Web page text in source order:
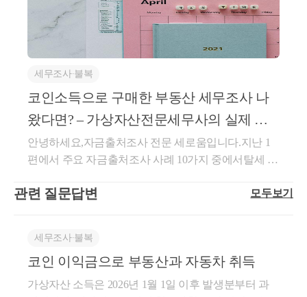
위에서 언급한 것처럼 코인의 매매수익을 한정하더라도
의 사례들의 취득가액 산정방식은 모두 달라야 합니다.
하지만 모든 사례에 적합한 양도차익을 산정하기 위한 시
성이 탈중앙화잖아요.
"거래횟수가 많은 분들은 수백만건이에요,
그리고 코인을 국내거래소에서 샀다가 해외
이런 케이스는 사실상 불가능하죠"
를 기준으로 의사결정하는 것이 좋을 수 있습니다.&lt;
3&gt; 다주택자 공제방식 및 공제율 변경(58페이지)다
주택자에게 적용되는 일반 장기보유특별공제도 보유
중심에서 거주 중심으로 변경됩니다.- 현행 : 보유기간
와 같이 변경*28년은 거주공제와 보유공제 중 큰 것을
적용현재는 거주하지 않았어도 보유기간 1년당 2%(최
대15년)을 공제하지만, 27년,28년 유예를 거쳐 29년부
터는 보유기간에 대한 공제가 폐지되고, 거주기간 1년
된거주주택 외의 주택에 실제로 거주하기가 현실적으
무상 실익이 매우 작습니다.개정안은 2년 이상 거주한
주택에 대해서 거주 기간에 대해서만 공제를 적용하기
주택이 있다면 28년 내 양도하는 것이 좋을 것 같습니
외해주기 때문에 다주택자가 아닌 것으로 보아 일반과
세 됩니다.사례를 들어서 설명해보겠습니다. 주택을
표현할 때는 이해하기 쉽도록①은 중과제외주택 또는
중과적용주택, ②는 주택 수 제외주택 또는 주택 수 포
상지역)B : 보유주택(주택 수 포함주택)C : 보유주택(주
택 수 포함주택)A를 양도할 때 B,C가 주택 수에서 제외
되지 않는 경우라면 3주택자이면서 A주택이 조정대상
지역에 소재하기 때문에 기본원칙에 따라 중과됩니다.
율이 적용되는 것입니다.[사례2]A : 양도주택(조정대상
것이 기본원칙이죠.하지만, A가 중과적용주택일때도
일반과세되는 경우가 있습니다. 바로B가 '주택 수 제외
에중과세 기본요건인 다주택자가 아니게 되는 것입니
모님에게 세금이 없었지만, 부담부증여는 양도세가 발
생합니다. 부모님이 갚아야하는 채무를 자녀가 부담했
기 때문에 채무만큼은 돈을 받고 증여한 것으로 보고
는 아파트 시세 : 10억원담보대출 : 4억원부모님은 일
시적 2주택자자녀는 무주택자10억원짜리 아파트를 증
여하면서 담보대출 4억을 함께 넘기는 부담부증여를
가 갚아야합니다.따라서 부모님은 자녀에게 3억원을
받고 증여한 것으로 보고 3억원에 대해서는 양도세, 나
머지 6억원에 대해서는 자녀에게 증여세를 부과합니
다.결과적으로 부담부증여는 증여와 양도를 섞은 개념
부모님은 일시적 2주택자이며, 자녀는 무주택자를 가
정하겠습니다.① 일반증여는 증여세가 1.8억원이었지
만, 부담부증여는 10억원 중 4억원을 양도로 전환하면
서 6억원에 대한 증여세 8천만원만 부과됩니다.② 일
한 회사 제품을 재판매하면 안되겠죠.이 세법은 25년
도부터 적용이 됩니다.3. 자녀세액공제 확대출산이나
자녀에 대한 지원들이 전체적으로 늘어나고 있습니다.
자녀 세액공제도 첫째가 25만원, 둘째는 30만원, 셋째
부터는 40만원으로 확대됩니다.25년부터 적용되는 항
목입니다.4. 외국인 운동가 원천징수 확대국내에도 스
포츠계에 외국인 운동 선수들이 많습니다.외국인 운동
습니다.실제로 과거에는 세금을 피하기 위해서 프로야
구 시즌이 끝난 후에 자기 나라로 돌아가 국내에 들어
성화기부금영수증이 허위로 악용되는 사례들이 그동
문인것같습니다.이제는 다음 연도 1월 10일까지 전자
도로 대통령령으로 정합니다.6. 금투세 폐지소위 말하
는 금투세가 폐지되었습니다.주식 시장에 많은 영향을
다양합니다.각국 정부, 국제기관이나 사람마다 사용하
는 용어는 조금씩 다르지만, 이해를 위해 편의상‘코
인’이라 명칭 하겠습니다.2017년 본격적으로 코인 열
풍이 불었고 이에 따라'채굴, 매매, 알선, 투자자문, 스
테이킹, 디파이, 에어 드롭, etf 등'코인과 관련한 다양한
소득들이 발생하고 있습니다.소득이 있는 곳에는 세금
지 않아 코인 관련 사업을 하고 있는 사업자분들은 혼
란을 겪고 있으며, 과세관청이 세무서 조차 정확한 답
변을 내놓지 못하고 있습니다.이런 상황 속에서코인에
행한다는 보도가 계속되고 있습니다.[국감현장] 코인
소은 박현영 기자 = 국회가 국내 가상자산 업계의 '세
등 각종 의혹을 두고 강력한 규제가 필요하다고 꼬집
었다. 최승재 국민의힘 의원은 24일 여의n.news.naver.c
세무조사∙불복
코인소득으로 구매한 부동산 세무조사 나
왔다면? – 가상자산전문세무사의 실제 자
금출처조사 대응사례
안녕하세요,자금출처조사 전문 세로움입니다.지난 1
편에서 주요 자금출처조사 사례 10가지 중에서탈세 사
된 자금출처조사에 대해 설명드렸습니다.자금출처조
사 전문 세로움입니다. 오늘은 자금출처조사에서 가장
대표적인 10가지 사례에 대해...blog.naver.com이번 글은
출처를 밝힐 수 없는 소득과코인과 관련된 각종 소득
관련 질문답변 모두보기
세무조사∙불복
코인 이익금으로 부동산과 자동차 취득
가상자산 소득은 2026년 1월 1일 이후 발생분부터 과